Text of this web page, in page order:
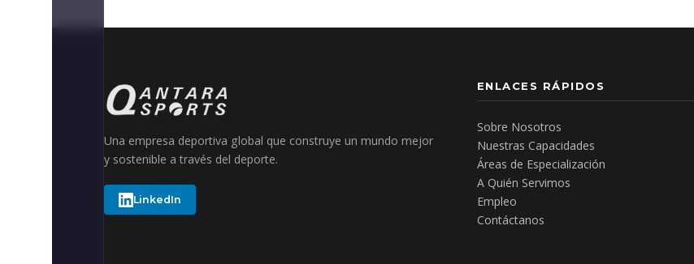
Una empresa deportiva global que construye un mundo mejor
y sostenible a través del deporte.
LinkedIn
ENLACES RÁPIDOS
Sobre Nosotros
Nuestras Capacidades
Áreas de Especialización
A Quién Servimos
Empleo
Contáctanos